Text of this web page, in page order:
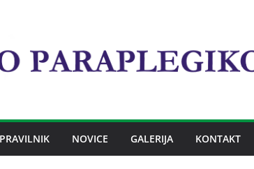
PRAVILNIK NOVICE GALERIJA KONTAKT